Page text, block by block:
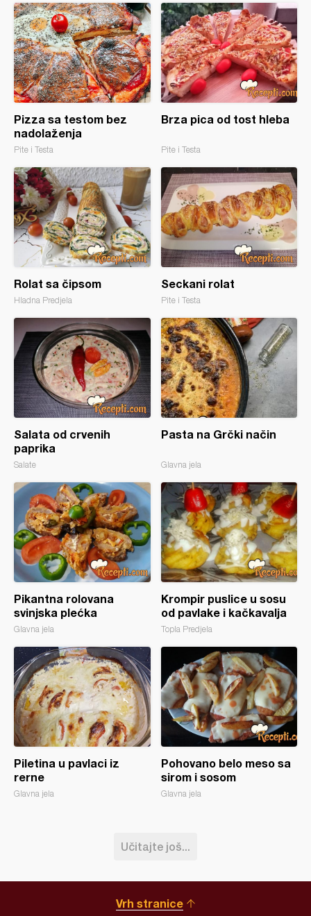
Pizza sa testom bez
nadolaženja
Pite i Testa
Brza pica od tost hleba
Pite i Testa
Rolat sa čipsom
Hladna Predjela
Seckani rolat
Pite i Testa
Salata od crvenih
paprika
Salate
Pasta na Grčki način
Glavna jela
Pikantna rolovana
svinjska plećka
Glavna jela
Krompir puslice u sosu
od pavlake i kačkavalja
Topla Predjela
Piletina u pavlaci iz
rerne
Glavna jela
Pohovano belo meso sa
sirom i sosom
Glavna jela
Učitajte još...
Vrh stranice